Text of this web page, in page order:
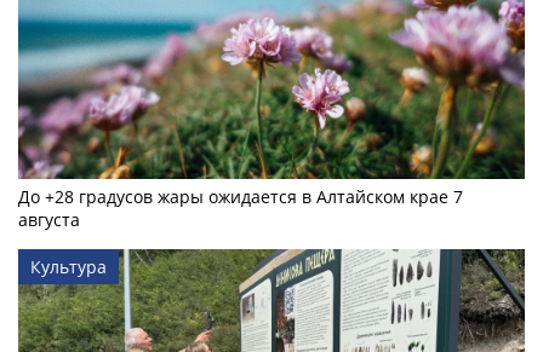
До +28 градусов жары ожидается в Алтайском крае 7
августа
Культура